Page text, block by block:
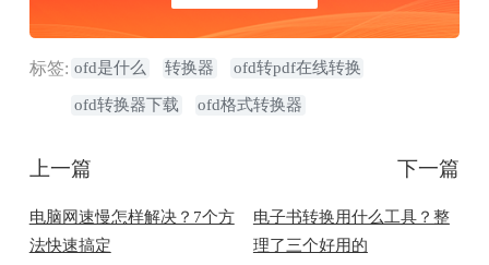
标签: ofd是什么 转换器 ofd转pdf在线转换
ofd转换器下载 ofd格式转换器
上一篇
电脑网速慢怎样解决？7个方
法快速搞定
下一篇
电子书转换用什么工具？整
理了三个好用的